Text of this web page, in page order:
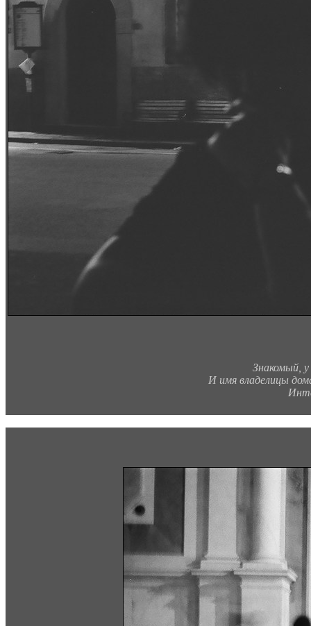
Знакомый,
И имя владелицы